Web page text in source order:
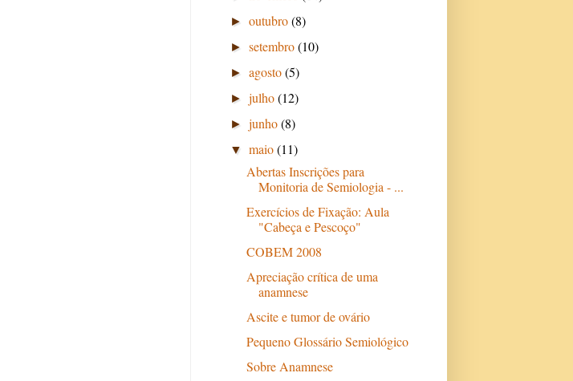
►outubro(8)
►setembro(10)
►agosto(5)
►julho(12)
►junho(8)
▼maio(11)
Abertas Inscrições para
Monitoria de Semiologia - ...
Exercícios de Fixação: Aula
"Cabeça e Pescoço"
COBEM 2008
Apreciação crítica de uma
anamnese
Ascite e tumor de ovário
Pequeno Glossário Semiológico
Sobre Anamnese